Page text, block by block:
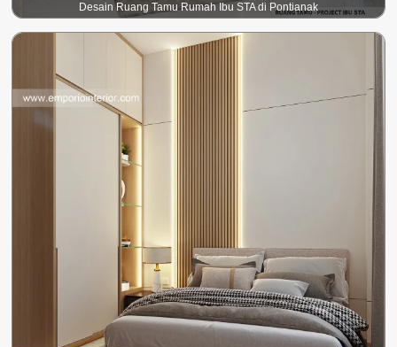
Desain Ruang Tamu Rumah Ibu STA di Pontianak